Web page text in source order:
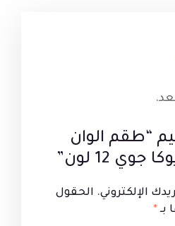
“طقم الوان
12 لون”
الإلكتروني. الحقول
بـ *